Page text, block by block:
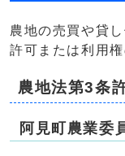
農地の売買や貸
許可または利用
農地法第3条
阿見町農業委